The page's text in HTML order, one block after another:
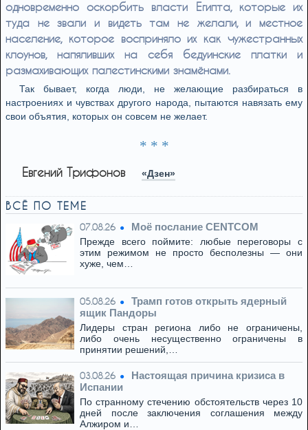
одновременно оскорбить власти Египта, которые их
туда не звали и видеть там не желали, и местное
население, которое восприняло их как чужестранных
клоунов, напяливших на себя бедуинские платки и
размахивающих палестинскими знамёнами.
Так бывает, когда люди, не желающие разбираться в
настроениях и чувствах другого народа, пытаются навязать ему
свои объятия, которых он совсем не желает.
* * *
Евгений Трифонов «Дзен»
ВСЁ ПО ТЕМЕ
07.08.26 Моё послание CENTCOM
Прежде всего поймите: любые переговоры с
этим режимом не просто бесполезны — они
хуже, чем…
05.08.26
Трамп готов открыть ядерный
ящик Пандоры
Лидеры стран региона либо не ограничены,
либо очень несущественно ограничены в
принятии решений,…
03.08.26
Настоящая причина кризиса в
Испании
По странному стечению обстоятельств через 10
дней после заключения соглашения между
Алжиром и…